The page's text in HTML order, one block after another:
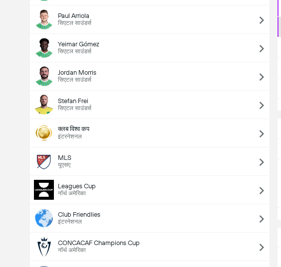
Paul Arriola
सिएटल साउंडर्स
Yeimar Gómez
सिएटल साउंडर्स
Jordan Morris
सिएटल साउंडर्स
Stefan Frei
सिएटल साउंडर्स
क्लब विश्व कप
इंटरनेशनल
MLS
यूएसए
Leagues Cup
नॉर्थ अमेरिका
Club Friendlies
इंटरनेशनल
CONCACAF Champions Cup
नॉर्थ अमेरिका